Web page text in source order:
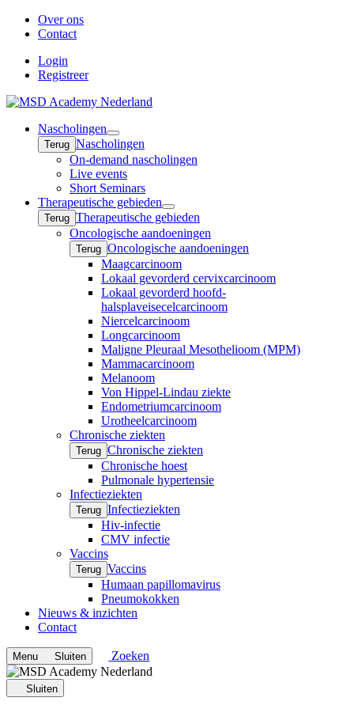
Over ons
Contact
Login
Registreer
Nascholingen
Open
submenu
Terug Nascholingen
On-demand nascholingen
Live events
Short Seminars
Therapeutische gebieden
Open
submenu
Terug Therapeutische gebieden
Oncologische aandoeningen
Terug Oncologische aandoeningen
Maagcarcinoom
Lokaal gevorderd cervixcarcinoom
Lokaal gevorderd hoofd-
halsplaveisecelcarcinoom
Niercelcarcinoom
Longcarcinoom
Maligne Pleuraal Mesothelioom (MPM)
Mammacarcinoom
Melanoom
Von Hippel-Lindau ziekte
Endometriumcarcinoom
Urotheelcarcinoom
Chronische ziekten
Terug Chronische ziekten
Chronische hoest
Pulmonale hypertensie
Infectieziekten
Terug Infectieziekten
Hiv-infectie
CMV infectie
Vaccins
Terug Vaccins
Humaan papillomavirus
Pneumokokken
Nieuws & inzichten
Contact
Menu Sluiten Zoeken
Sluiten